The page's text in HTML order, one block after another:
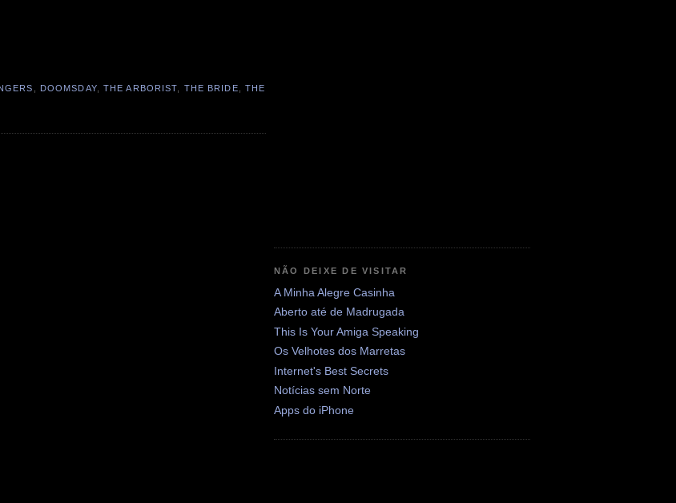
DOOMSDAY, THE ARBORIST THE BRIDE
THE
NÃO DEIXE DE VISITAR
A Minha Alegre Casinha
Aberto até de Madrugada
This Is Your Amiga Speaking
Os Velhotes dos Marretas
Internet's Best Secrets
Notícias sem Norte
Apps do iPhone